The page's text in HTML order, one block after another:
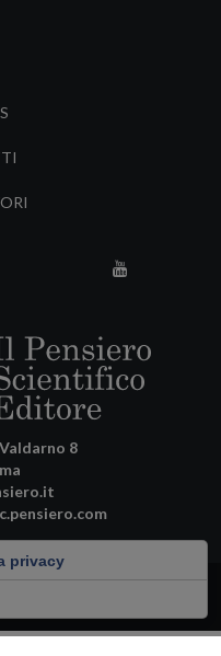
8
1120-3749 |Privacy Policy-
privacy